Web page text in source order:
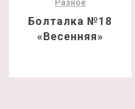
Разное
Болталка №18
«Весенняя»